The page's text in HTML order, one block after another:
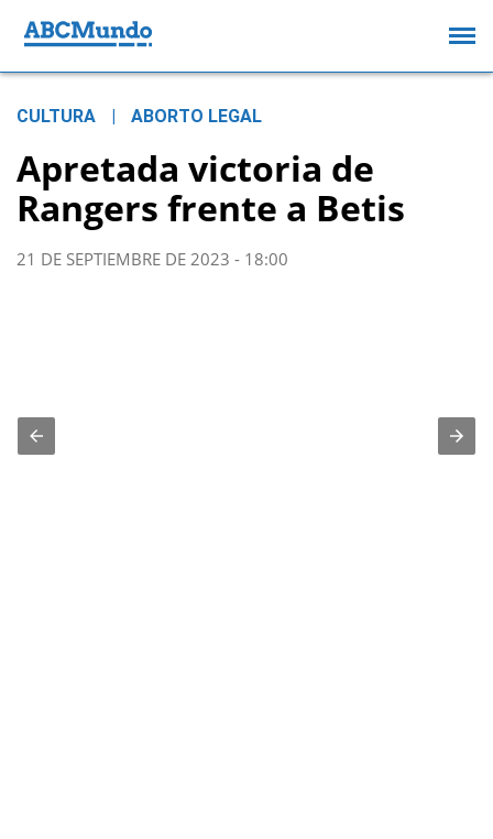
CULTURA ABORTO LEGAL
Apretada victoria de
Rangers frente a Betis
21 DE SEPTIEMBRE DE 2023 - 18:00